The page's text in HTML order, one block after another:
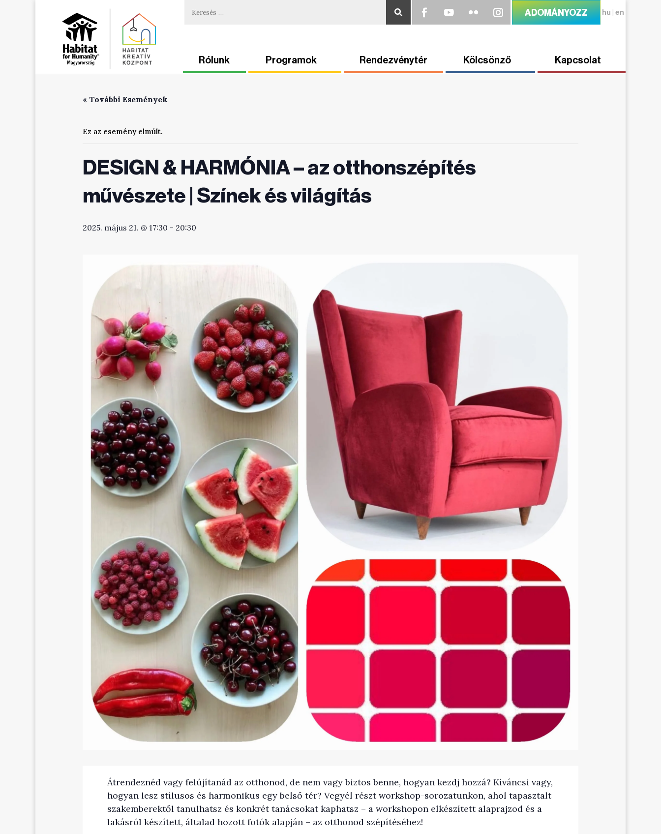
ADOMÁNYOZZ hu | en
Rólunk Programok Rendezvénytér Kölcsönző Kapcsolat
« További Események
Ez az esemény elmúlt.
DESIGN & HARMÓNIA – az otthonszépítés
művészete | Színek és világítás
2025. május 21. @ 17:30 - 20:30
Átrendeznéd vagy felújítanád az otthonod, de nem vagy biztos benne, hogyan kezdj hozzá? Kíváncsi vagy,
hogyan lesz stílusos és harmonikus egy belső tér? Vegyél részt workshop-sorozatunkon, ahol tapasztalt
szakemberektől tanulhatsz és konkrét tanácsokat kaphatsz – a workshopon elkészített alaprajzod és a
lakásról készített, általad hozott fotók alapján – az otthonod szépítéséhez!